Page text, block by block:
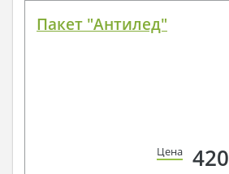
Пакет "Антилед"
Цена 420